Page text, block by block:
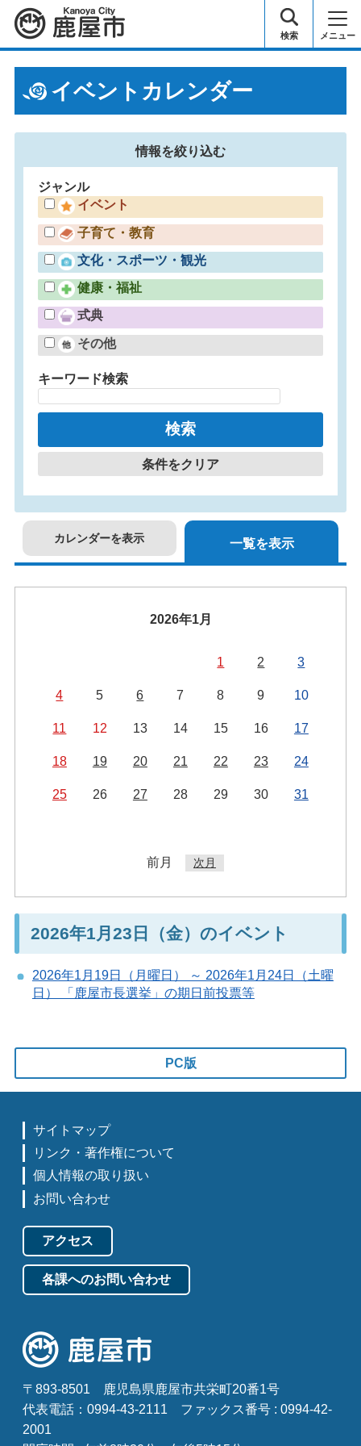
鹿屋市 検索 メニュー
イベントカレンダー
情報を絞り込む
ジャンル
イベント
子育て・教育
文化・スポーツ・観光
健康・福祉
式典
その他
キーワード検索
条件をクリア
カレンダーを表示 一覧を表示
2026年1月
1 2 3
4 5 6 7 8 9 10
11 12 13 14 15 16 17
18 19 20 21 22 23 24
25 26 27 28 29 30 31
前月 次月
2026年1月23日（金）のイベント
2026年1月19日（月曜日） ～ 2026年1月24日（土曜
日） 「鹿屋市長選挙」の期日前投票等
PC版
サイトマップ
リンク・著作権について
個人情報の取り扱い
お問い合わせ
アクセス
各課へのお問い合わせ
〒893-8501
鹿児島県鹿屋市共栄町20番1号
代表電話：0994-43-2111
ファックス番号 : 0994-42-
2001